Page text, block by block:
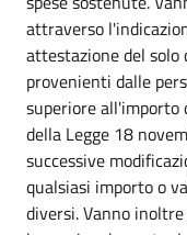
attraverso
attestazione del
provenienti dalle
superiore all'importo
della Legge 18
successive
qualsiasi importo o
diversi. Vanno